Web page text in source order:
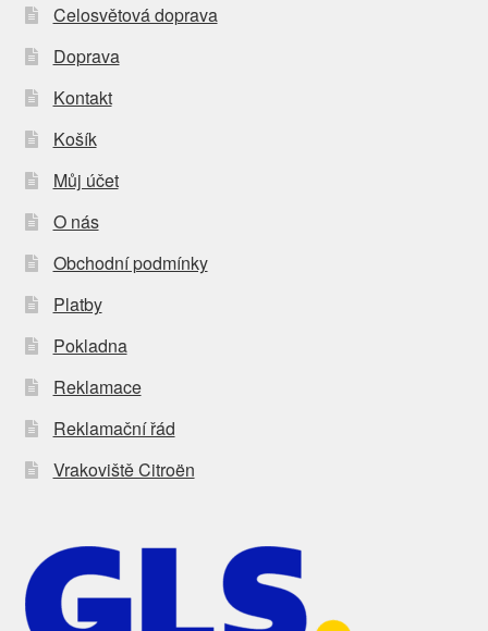
Celosvětová doprava
Doprava
Kontakt
Košík
Můj účet
O nás
Obchodní podmínky
Platby
Pokladna
Reklamace
Reklamační řád
Vrakoviště Citroën